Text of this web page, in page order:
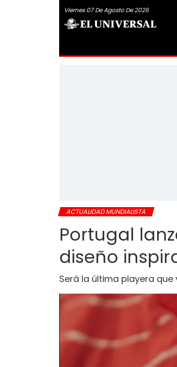
Viernes 07 De Agosto De 2026
ACTUALIDAD MUNDIALISTA
Portugal
diseño
Será la última playera